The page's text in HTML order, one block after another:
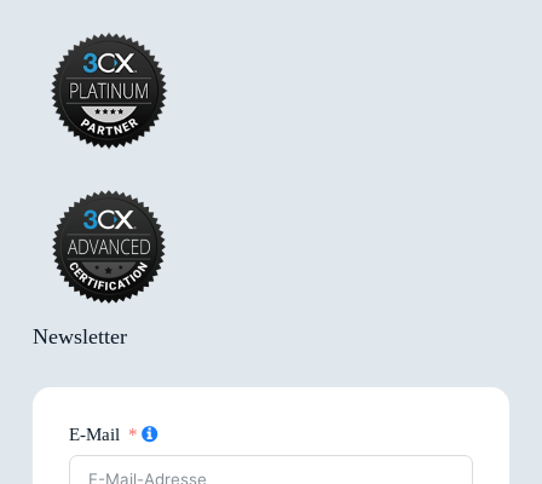
Newsletter
E-Mail